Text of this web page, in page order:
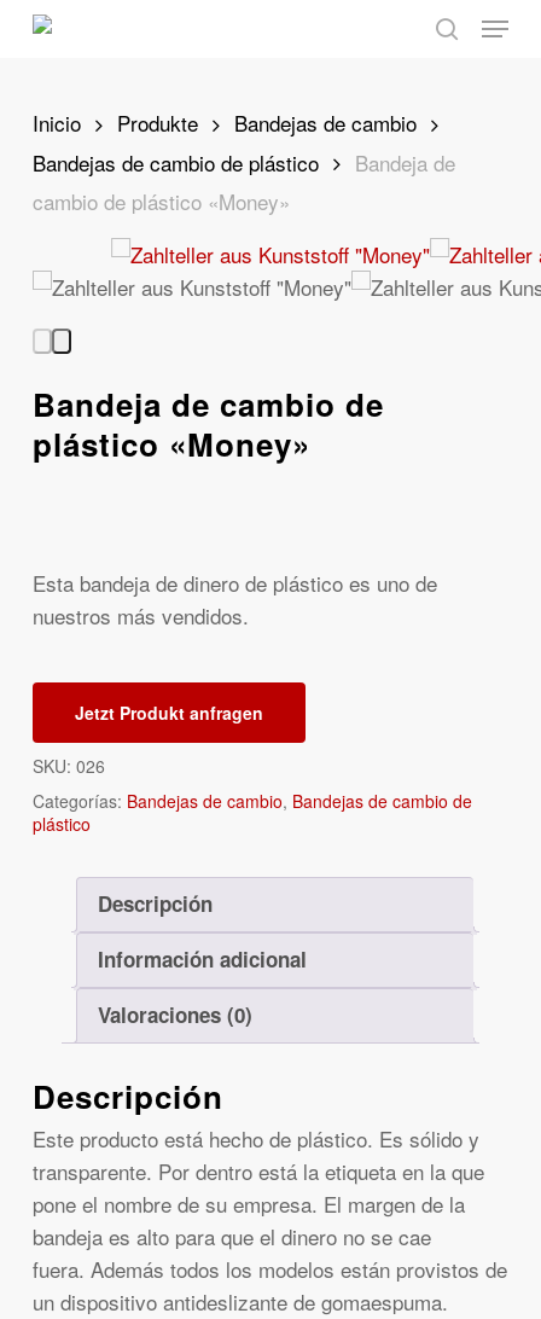
Skip
content
Menu
Inicio Produkte
Bandejas de cambio
Bandejas de cambio de plástico
Bandeja de
cambio de plástico «Money»
Bandeja de cambio de
plástico «Money»
Esta bandeja de dinero de plástico es uno de
nuestros más vendidos.
Jetzt Produkt anfragen
SKU: 026
Categorías: Bandejas de cambio, Bandejas de cambio de
plástico
Descripción
Información adicional
Valoraciones (0)
Descripción
Este producto está hecho de plástico. Es sólido y
transparente. Por dentro está la etiqueta en la que
pone el nombre de su empresa. El margen de la
bandeja es alto para que el dinero no se cae
fuera. Además todos los modelos están provistos de
un dispositivo antideslizante de gomaespuma.